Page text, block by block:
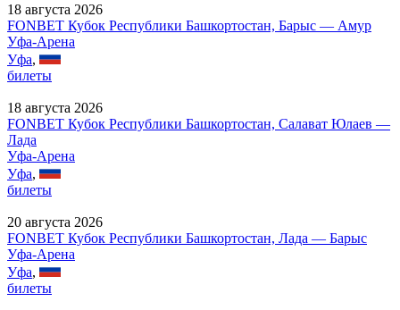
18 августа 2026
FONBET Кубок Республики Башкортостан, Барыс — Амур
Уфа-Арена
Уфа,
билеты
18 августа 2026
FONBET Кубок Республики Башкортостан, Салават Юлаев —
Лада
Уфа-Арена
Уфа,
билеты
20 августа 2026
FONBET Кубок Республики Башкортостан, Лада — Барыс
Уфа-Арена
Уфа,
билеты